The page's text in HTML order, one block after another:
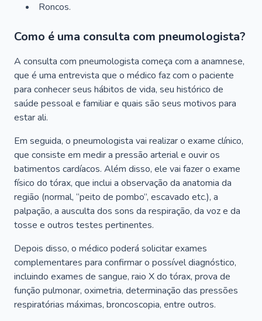
Roncos.
Como é uma consulta com pneumologista?
A consulta com pneumologista começa com a anamnese,
que é uma entrevista que o médico faz com o paciente
para conhecer seus hábitos de vida, seu histórico de
saúde pessoal e familiar e quais são seus motivos para
estar ali.
Em seguida, o pneumologista vai realizar o exame clínico,
que consiste em medir a pressão arterial e ouvir os
batimentos cardíacos. Além disso, ele vai fazer o exame
físico do tórax, que inclui a observação da anatomia da
região (normal, “peito de pombo”, escavado etc.), a
palpação, a ausculta dos sons da respiração, da voz e da
tosse e outros testes pertinentes.
Depois disso, o médico poderá solicitar exames
complementares para confirmar o possível diagnóstico,
incluindo exames de sangue, raio X do tórax, prova de
função pulmonar, oximetria, determinação das pressões
respiratórias máximas, broncoscopia, entre outros.